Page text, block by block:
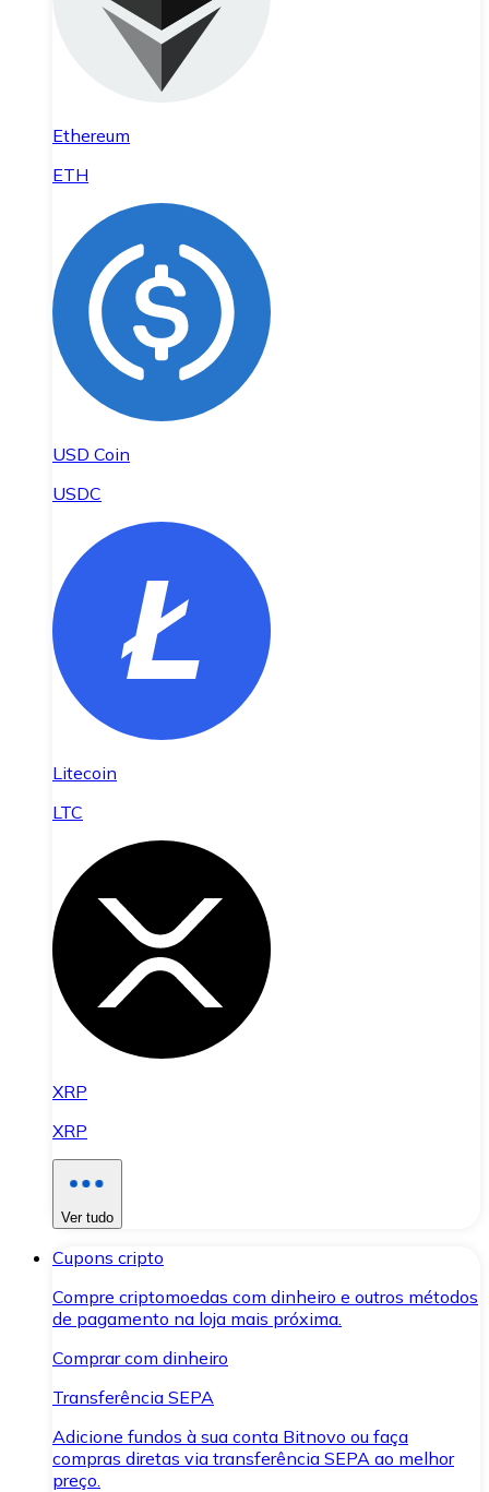
Ethereum
ETH
USD Coin
USDC
Litecoin
LTC
XRP
XRP
Ver tudo
Cupons cripto
Compre criptomoedas com dinheiro e outros métodos
de pagamento na loja mais próxima.
Comprar com dinheiro
Transferência SEPA
Adicione fundos à sua conta Bitnovo ou faça
compras diretas via transferência SEPA ao melhor
preço.